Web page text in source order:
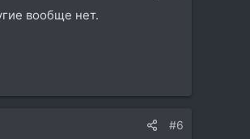
вообще нет.
#6